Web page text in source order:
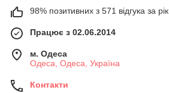
98% позитивних з 571 відгука за рік
Працює з 02.06.2014
м. Одеса
Одеса, Одеса, Україна
Контакти